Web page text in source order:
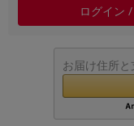
ログイン
お届け住所
年